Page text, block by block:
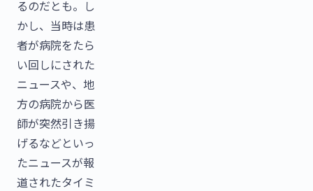
るのだとも。し
かし、当時は患
者が病院をたら
い回しにされた
ニュースや、地
方の病院から医
師が突然引き揚
げるなどといっ
たニュースが報
道されたタイミ